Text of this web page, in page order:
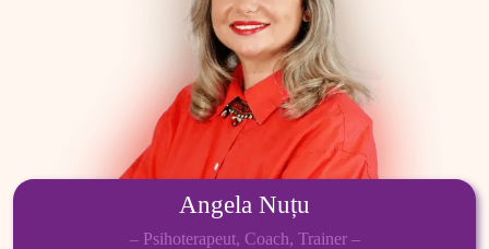
Angela Nuțu
– Psihoterapeut, Coach, Trainer –